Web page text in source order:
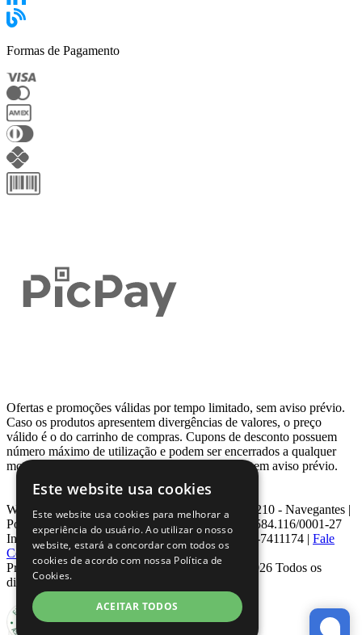
Formas de Pagamento
Ofertas e promoções válidas por tempo limitado, sem aviso prévio.
Caso os produtos apresentem divergências de valores, o preço
válido é o do carrinho de compras. Cupons de desconto possuem
número máximo de utilização e podem ser encerrados a qualquer
momento, de acordo com sua disponibilidade e sem aviso prévio.
Webcontinental LTDA | Travessa Venezuela, Nº 210 - Navegantes |
Porto Alegre - RS - CEP: 90.240-220 CNPJ: 08.584.116/0001-27
Inscrição Estadual: 0963171399 | Telefone: 0800-7411174 | Fale
Conosco|ouvidoria@webcontinental.com.br
Proibida reprodução total ou parcial | © 2007 - 2026 Todos os
direitos reservados - WebContinental
Este website usa cookies
Este website usa cookies para melhorar a
experiência do usuário. Ao utilizar o nosso
website, estará a concordar com todos os
cookies de acordo com nossa Política de
Cookies.
ACEITAR TODOS